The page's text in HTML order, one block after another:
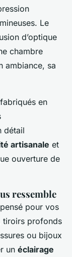
Le
d’optique
chambre
ambiance, sa
en
détail
artisanale et
ouverture de
ressemble
pour vos
tiroirs profonds
ou bijoux
un éclairage